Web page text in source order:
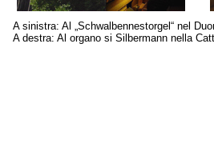
A sinistra: Al „Schwalbennestorgel“ nel
A destra: Al organo si Silbermann nella